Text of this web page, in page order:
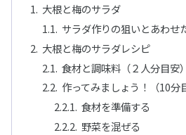
大根と梅のサラダ
サラダ作りの狙いとあわせ
大根と梅のサラダレシピ
食材と調味料（２人分目安）
作ってみましょう！（10分
食材を準備する
野菜を混ぜる